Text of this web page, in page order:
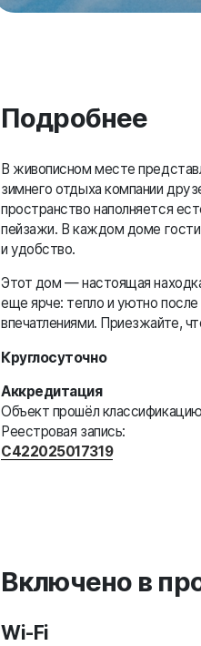
Подробнее
В живописном месте
зимнего отдыха компании
пространство наполняется
пейзажи. В каждом доме
и удобство.
Этот дом — настоящая
еще ярче: тепло и уютно после
впечатлениями. Приезжайте,
Круглосуточно
Аккредитация
Объект прошёл классификацию
Реестровая запись:
С422025017319
Включено в
Wi-Fi